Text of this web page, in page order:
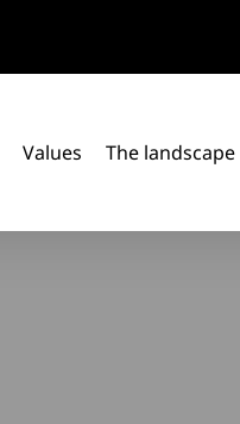
Values The landscape